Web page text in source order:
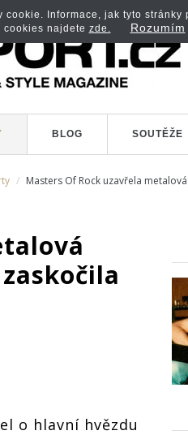
BLOG SOUTĚŽE
Masters Of Rock uzavřela
o hlavní hvězdu
Informace, jak tyto
najdete zde. Rozumím